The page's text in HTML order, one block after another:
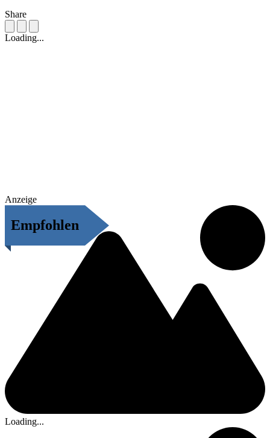
Share
Loading...
Anzeige
Empfohlen
Loading...